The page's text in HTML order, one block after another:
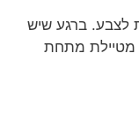
לצבע. ברגע שיש
מטיילת מתחת